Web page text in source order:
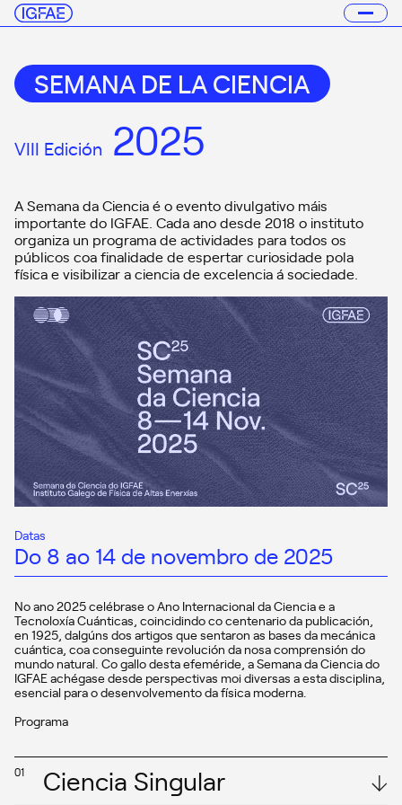
SEMANA DE LA CIENCIA
VIII Edición 2025
A Semana da Ciencia é o evento divulgativo máis
importante do IGFAE. Cada ano desde 2018 o instituto
organiza un programa de actividades para todos os
públicos coa finalidade de espertar curiosidade pola
física e visibilizar a ciencia de excelencia á sociedade.
Datas
Do 8 ao 14 de novembro de 2025
No ano 2025 celébrase o Ano Internacional da Ciencia e a
Tecnoloxía Cuánticas, coincidindo co centenario da publicación,
en 1925, dalgúns dos artigos que sentaron as bases da mecánica
cuántica, coa conseguinte revolución da nosa comprensión do
mundo natural. Co gallo desta efeméride, a Semana da Ciencia do
IGFAE achégase desde perspectivas moi diversas a esta disciplina,
esencial para o desenvolvemento da física moderna.
Programa
01 Ciencia Singular